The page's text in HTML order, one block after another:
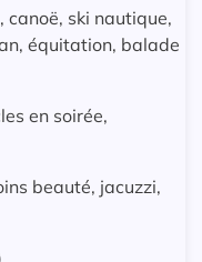
canoë, ski nautique,
équitation, balade
en soirée,
beauté, jacuzzi,